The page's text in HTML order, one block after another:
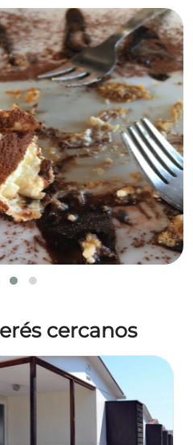
©OpenStreetMapcontributors
cercanos